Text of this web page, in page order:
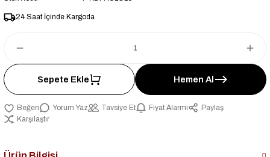
24 Saat İçinde Kargoda
Sepete Ekle Hemen Al
Yorum Yaz Tavsiye Et Fiyat Alarmı
Paylaş
Karşılaştır